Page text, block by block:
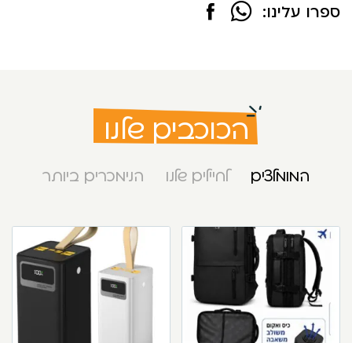
ספרו עלינו:
הכוכבים שלנו
המומלצים לחיילים שלנו הנימכרים ביותר